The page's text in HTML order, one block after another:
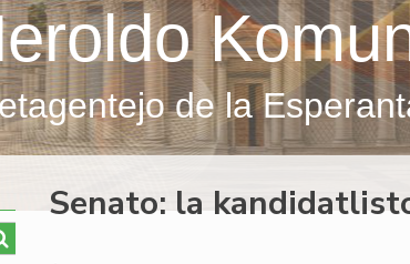
de la
Senato: la